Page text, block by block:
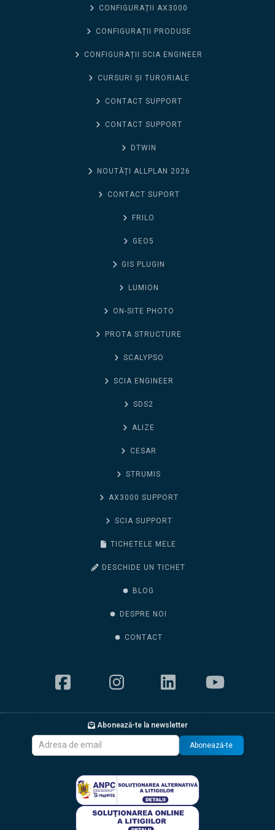
CONFIGURAȚII AX3000
CONFIGURAȚII PRODUSE
CONFIGURAȚII SCIA ENGINEER
CURSURI ȘI TURORIALE
CONTACT SUPPORT
CONTACT SUPPORT
DTWIN
NOUTĂȚI ALLPLAN 2026
CONTACT SUPORT
FRILO
GEO5
GIS PLUGIN
LUMION
ON-SITE PHOTO
PROTA STRUCTURE
SCALYPSO
SCIA ENGINEER
SDS2
ALIZE
CESAR
STRUMIS
AX3000 SUPPORT
SCIA SUPPORT
TICHETELE MELE
DESCHIDE UN TICHET
BLOG
DESPRE NOI
CONTACT
Abonează-te la newsletter
Abonează-te